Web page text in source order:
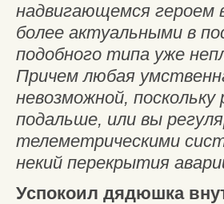
надвигающемся героем
более актуальными в
подобного типа уже
Причем любая
невозможной,
подальше, или вы
телеметрическими
некий перекрытия
Успокоил дядюшка